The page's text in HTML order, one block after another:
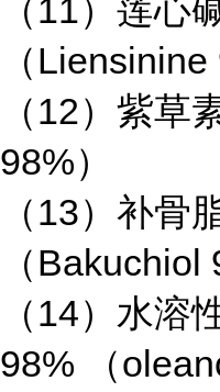
（11）莲心
（Liensinine
（12）紫草
98%）
（13）补骨
（Bakuchiol
（14）水溶
98%
（